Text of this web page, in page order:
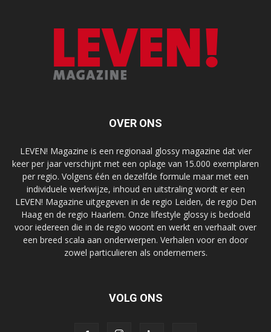
OVER ONS
LEVEN! Magazine is een regionaal glossy magazine dat vier
keer per jaar verschijnt met een oplage van 15.000 exemplaren
per regio. Volgens één en dezelfde formule maar met een
individuele werkwijze, inhoud en uitstraling wordt er een
LEVEN! Magazine uitgegeven in de regio Leiden, de regio Den
Haag en de regio Haarlem. Onze lifestyle glossy is bedoeld
voor iedereen die in de regio woont en werkt en verhaalt over
een breed scala aan onderwerpen. Verhalen voor en door
zowel particulieren als ondernemers.
VOLG ONS